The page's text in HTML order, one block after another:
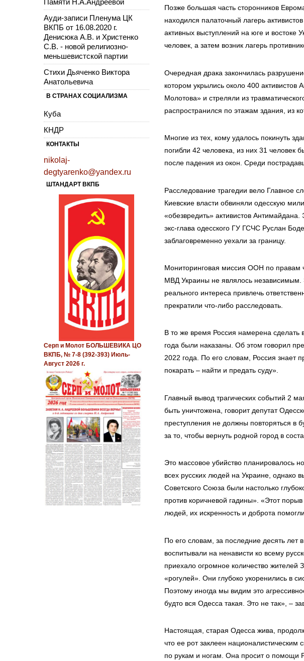
Позже большая часть сторонников
находился палаточный лагерь
активных выступлений на юге и востоке
человек, а затем возник лагерь
Очередная драка закончилась
котором укрылись около 400
Молотова» и стреляли из
распространился по этажам здания, из
Многие из тех, кому удалось покинуть
погибли 42 человека, из них 31 человек
после падения из окон. Среди
Расследование трагедии вело Главное
Киевские власти обвиняли одесскую
«обезвредить» активистов
экс-глава одесского ГУ ГСЧС Руслан
заблаговременно уехали за границу.
Мониторинговая миссия ООН по правам
МВД Украины не являлось независимым.
реального интереса привлечь
прекратили что-либо расследовать.
В то же время Россия намерена
года были наказаны. Об этом говорил
2022 года. По его словам, Россия знает
покарать – найти и предать суду».
Главный вывод трагических событий 2
быть уничтожена, говорит депутат
преступления не должны повторяться в
за то, чтобы вернуть родной город в
Это массовое убийство планировалось
всех русских людей на Украине, однако
Советского Союза были настолько
против коричневой гадины». «Этот
людей, их искренность и доброта
По его словам, за последние десять
воспитывали на ненависти ко всему
приехало огромное количество
«рогулей». Они глубоко укоренились в
Поэтому иногда мы видим это
будто вся Одесса такая. Это не так», –
Настоящая, старая Одесса жива,
что ее рот заклеен националистическим
по рукам и ногам. Она просит о помощи
Ауди-записи Пленума ЦК
ВКПБ от 16.08.2020 г.
Денисюка А.В. и Христенко
С.В. - новой религиозно-
меньшевистской партии
Стихи Дьяченко Виктора
Анатольевича
В СТРАНАХ СОЦИАЛИЗМА
Куба
КНДР
КОНТАКТЫ
nikolaj-
degtyarenko@yandex.ru
ШТАНДАРТ ВКПБ
Серп и Молот БОЛЬШЕВИКА ЦО
ВКПБ, № 7-8 (392-393) Июль-
Август 2026 г.